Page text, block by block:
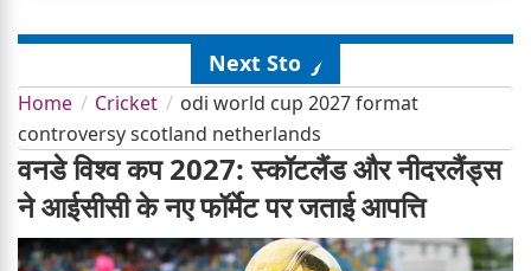
Next Story
Home Cricket
odi world cup 2027 format
controversy scotland netherlands
वनडे विश्व कप 2027: स्कॉटलैंड और नीदरलैंड्स
ने आईसीसी के नए फॉर्मेट पर जताई आपत्ति